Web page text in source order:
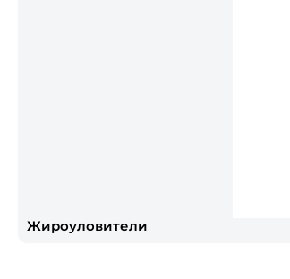
Жироуловители